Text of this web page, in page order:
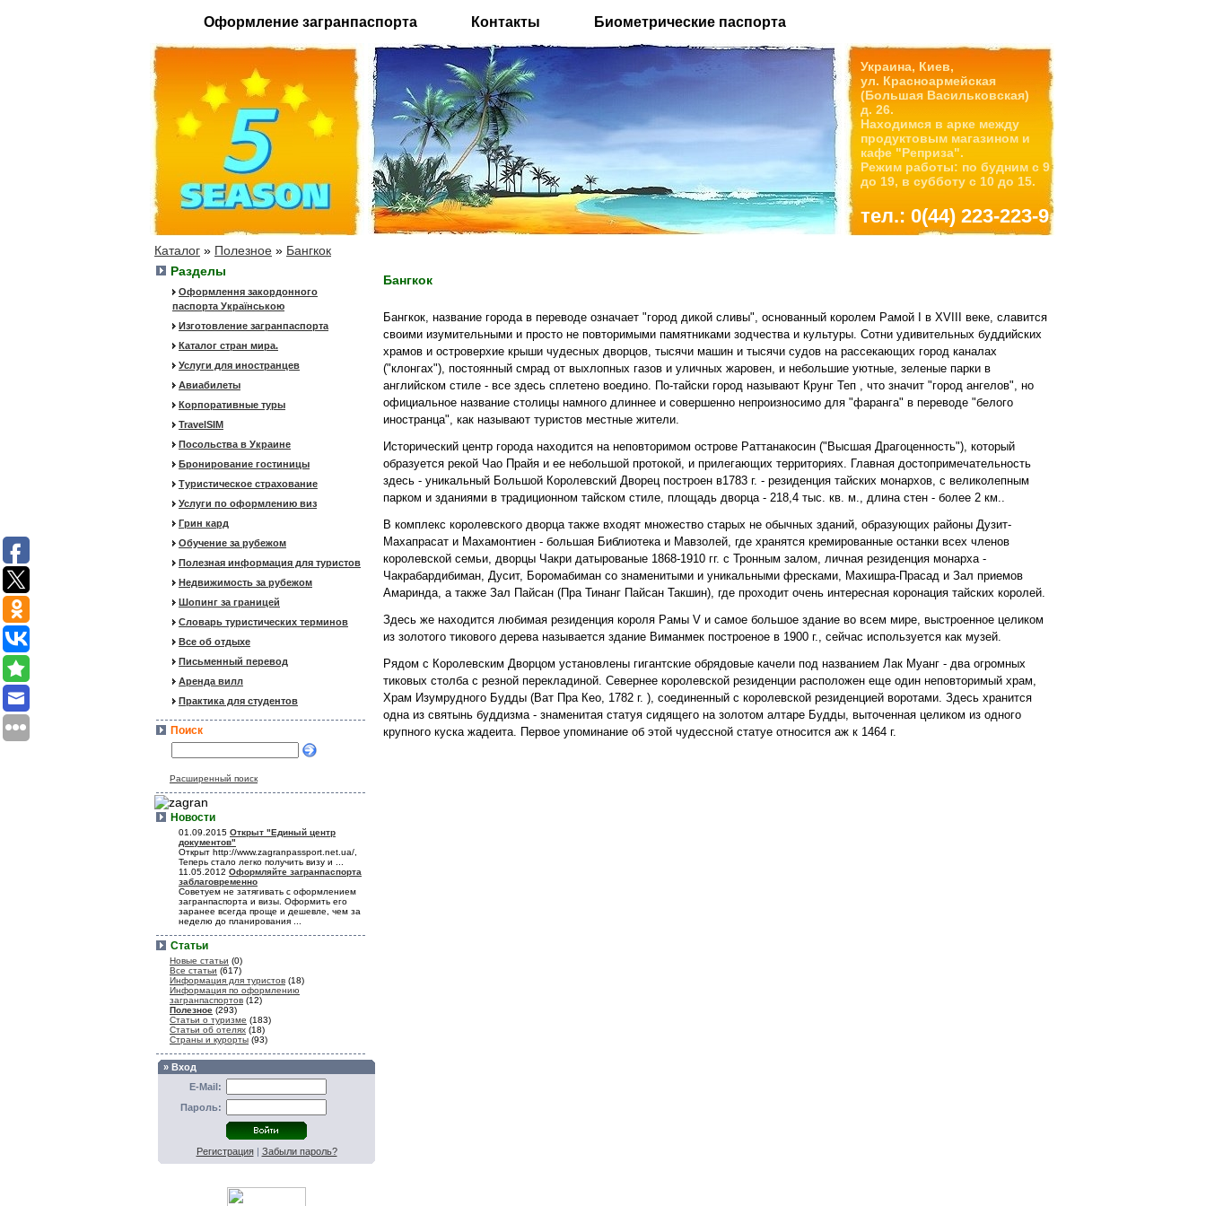
Оформление загранпаспорта Контакты Биометрические паспорта
Украина, Киев,
ул. Красноармейская
(Большая Васильковская)
д. 26.
Находимся в арке между
продуктовым магазином и
кафе "Реприза".
Режим работы: по будним с 9
до 19, в субботу с 10 до 15.
тел.: 0(44) 223-223-9
Каталог » Полезное » Бангкок
Разделы
Оформлення закордонного
паспорта Українською
Изготовление загранпаспорта
Каталог стран мира.
Услуги для иностранцев
Авиабилеты
Корпоративные туры
TravelSIM
Посольства в Украине
Бронирование гостиницы
Туристическое страхование
Услуги по оформлению виз
Грин кард
Обучение за рубежом
Полезная информация для туристов
Недвижимость за рубежом
Шопинг за границей
Словарь туристических терминов
Все об отдыхе
Письменный перевод
Аренда вилл
Практика для студентов
Поиск
Расширенный поиск
Новости
01.09.2015 Открыт "Единый центр
документов"
Открыт http://www.zagranpassport.net.ua/,
Теперь стало легко получить визу и ...
11.05.2012 Оформляйте загранпаспорта
заблаговременно
Советуем не затягивать с оформлением
загранпаспорта и визы. Оформить его
заранее всегда проще и дешевле, чем за
неделю до планирования ...
Статьи
Новые статьи (0)
Все статьи (617)
Информация для туристов (18)
Информация по оформлению
загранпаспортов (12)
Полезное (293)
Статьи о туризме (183)
Статьи об отелях (18)
Страны и курорты (93)
» Вход
E-Mail:
Пароль:
Регистрация| Забыли пароль?
Бангкок
Бангкок, название города в переводе означает "город дикой сливы", основанный королем Рамой I в XVIII веке, славится
своими изумительными и просто не повторимыми памятниками зодчества и культуры. Сотни удивительных буддийских
храмов и островерхие крыши чудесных дворцов, тысячи машин и тысячи судов на рассекающих город каналах
("клонгах"), постоянный смрад от выхлопных газов и уличных жаровен, и небольшие уютные, зеленые парки в
английском стиле - все здесь сплетено воедино. По-тайски город называют Крунг Теп , что значит "город ангелов", но
официальное название столицы намного длиннее и совершенно непроизносимо для "фаранга" в переводе "белого
иностранца", как называют туристов местные жители.
Исторический центр города находится на неповторимом острове Раттанакосин ("Высшая Драгоценность"), который
образуется рекой Чао Прайя и ее небольшой протокой, и прилегающих территориях. Главная достопримечательность
здесь - уникальный Большой Королевский Дворец построен в1783 г. - резиденция тайских монархов, с великолепным
парком и зданиями в традиционном тайском стиле, площадь дворца - 218,4 тыс. кв. м., длина стен - более 2 км..
В комплекс королевского дворца также входят множество старых не обычных зданий, образующих районы Дузит-
Махапрасат и Махамонтиен - большая Библиотека и Мавзолей, где хранятся кремированные останки всех членов
королевской семьи, дворцы Чакри датырованые 1868-1910 гг. с Тронным залом, личная резиденция монарха -
Чaкрабардибиман, Дусит, Боромабиман со знаменитыми и уникальными фресками, Махишра-Прасад и Зал приемов
Амаринда, а также Зал Пайсан (Пра Тинанг Пайсан Такшин), где проходит очень интересная коронация тайских королей.
Здесь же находится любимая резиденция короля Рамы V и самое большое здание во всем мире, выстроенное целиком
из золотого тикового дерева называется здание Виманмек построеное в 1900 г., сейчас используется как музей.
Рядом с Королевским Дворцом установлены гигантские обрядовые качели под названием Лак Муанг - два огромных
тиковых столба с резной перекладиной. Севернее королевской резиденции расположен еще один неповторимый храм,
Храм Изумрудного Будды (Ват Пра Кео, 1782 г. ), соединенный с королевской резиденцией воротами. Здесь хранится
одна из святынь буддизма - знаменитая статуя сидящего на золотом алтаре Будды, выточенная целиком из одного
крупного куска жадеита. Первое упоминание об этой чудессной статуе относится аж к 1464 г.